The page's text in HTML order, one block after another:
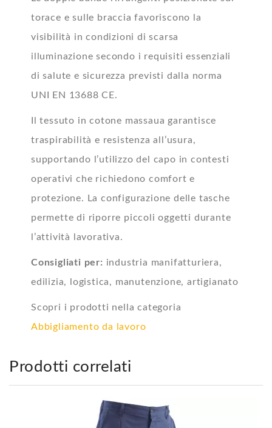
torace e sulle braccia favoriscono la
visibilità in condizioni di scarsa
illuminazione secondo i requisiti essenziali
di salute e sicurezza previsti dalla norma
UNI EN 13688 CE.
Il tessuto in cotone massaua garantisce
traspirabilità e resistenza all’usura,
supportando l’utilizzo del capo in contesti
operativi che richiedono comfort e
protezione. La configurazione delle tasche
permette di riporre piccoli oggetti durante
l’attività lavorativa.
Consigliati per: industria manifatturiera,
edilizia, logistica, manutenzione, artigianato
Scopri i prodotti nella categoria
Abbigliamento da lavoro
Prodotti correlati